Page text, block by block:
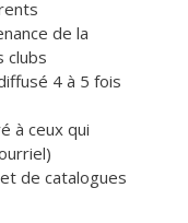
de la
clubs
4 à 5 fois
à ceux qui
de catalogues